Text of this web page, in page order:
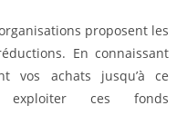
proposent les
En connaissant
vos achats jusqu’à ce
exploiter ces fonds